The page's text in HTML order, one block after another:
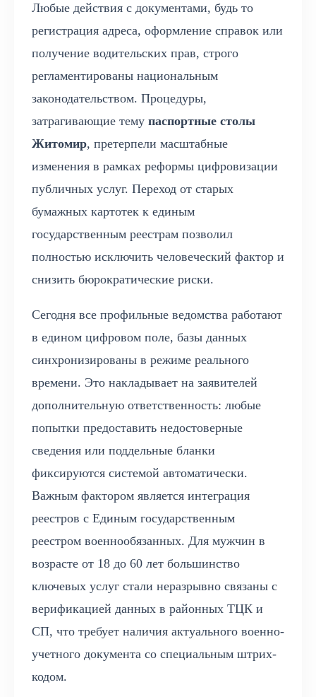
Любые действия с документами, будь то
регистрация адреса, оформление справок или
получение водительских прав, строго
регламентированы национальным
законодательством. Процедуры,
затрагивающие тему паспортные столы
Житомир, претерпели масштабные
изменения в рамках реформы цифровизации
публичных услуг. Переход от старых
бумажных картотек к единым
государственным реестрам позволил
полностью исключить человеческий фактор и
снизить бюрократические риски.
Сегодня все профильные ведомства работают
в едином цифровом поле, базы данных
синхронизированы в режиме реального
времени. Это накладывает на заявителей
дополнительную ответственность: любые
попытки предоставить недостоверные
сведения или поддельные бланки
фиксируются системой автоматически.
Важным фактором является интеграция
реестров с Единым государственным
реестром военнообязанных. Для мужчин в
возрасте от 18 до 60 лет большинство
ключевых услуг стали неразрывно связаны с
верификацией данных в районных ТЦК и
СП, что требует наличия актуального военно-
учетного документа со специальным штрих-
кодом.